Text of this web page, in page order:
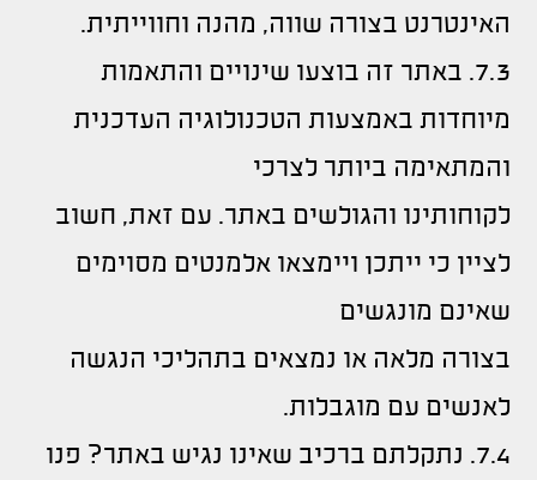
האינטרנט בצורה שווה, מהנה וחווייתית.
7.3. באתר זה בוצעו שינויים והתאמות
מיוחדות באמצעות הטכנולוגיה העדכנית
והמתאימה ביותר לצרכי
לקוחותינו והגולשים באתר. עם זאת, חשוב
לציין כי ייתכן ויימצאו אלמנטים מסוימים
שאינם מונגשים
בצורה מלאה או נמצאים בתהליכי הנגשה
לאנשים עם מוגבלות.
7.4. נתקלתם ברכיב שאינו נגיש באתר? פנו